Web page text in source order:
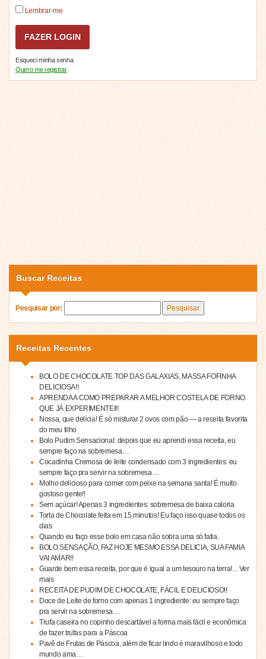
Lembrar-me
Esqueci minha senha
Quero me registrar
Buscar Receitas
Pesquisar por:
Receitas Recentes
BOLO DE CHOCOLATE TOP DAS GALAXIAS, MASSA FOFINHA
DELICIOSA!!
APRENDA A COMO PREPARAR A MELHOR COSTELA DE FORNO
QUE JÁ EXPERIMENTEI!!
Nossa, que delícia! É só misturar 2 ovos com pão — a receita favorita
do meu filho
Bolo Pudim Sensacional: depois que eu aprendi essa receita, eu
sempre faço na sobremesa…
Cocadinha Cremosa de leite condensado com 3 ingredientes: eu
sempre faço pra servir na sobremesa…
Molho delicioso para comer com peixe na semana santa! É muito
gostoso gente!!
Sem açúcar! Apenas 3 ingredientes: sobremesa de baixa caloria
Torta de Chocolate feita em 15 minutos! Eu faço isso quase todos os
dias
Quando eu faço esse bolo em casa não sobra uma só fatia.
BOLO SENSAÇÃO, FAZ HOJE MESMO ESSA DELICIA, SUA FAMIA
VAI AMAR!!
Guarde bem essa receita, por que é igual a um tesouro na terra!…Ver
mais
RECEITA DE PUDIM DE CHOCOLATE, FÁCIL E DELICIOSO!!
Doce de Leite de forno com apenas 1 ingrediente: eu sempre faço
pra servir na sobremesa…
Trufa caseira no copinho descartável a forma mais fácil e econômica
de fazer trufas para a Páscoa
Pavê de Frutas de Páscoa, além de ficar lindo é maravilhoso e todo
mundo ama…